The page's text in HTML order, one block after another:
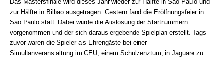
Das Mastersfinale wird dieses Jahr wieder zur Hälfte in Sao Paulo und
zur Hälfte in Bilbao ausgetragen. Gestern fand die Eröffnungsfeier in
Sao Paulo statt. Dabei wurde die Auslosung der Startnummern
vorgenommen und der sich daraus ergebende Spielplan erstellt. Tags
zuvor waren die Spieler als Ehrengäste bei einer
Simultanveranstaltung im CEU, einem Schulzenztum, in Jaguare zu